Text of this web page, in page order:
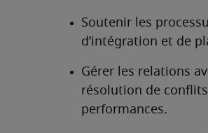
Soutenir les
d’intégration et de
Gérer les relations
résolution de
performances.